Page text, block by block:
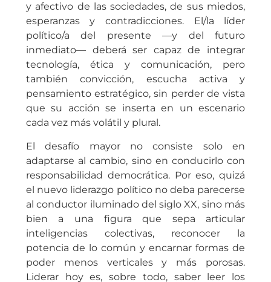
y afectivo de las sociedades, de sus miedos,
esperanzas y contradicciones. El/la líder
político/a del presente —y del futuro
inmediato— deberá ser capaz de integrar
tecnología, ética y comunicación, pero
también convicción, escucha activa y
pensamiento estratégico, sin perder de vista
que su acción se inserta en un escenario
cada vez más volátil y plural.
El desafío mayor no consiste solo en
adaptarse al cambio, sino en conducirlo con
responsabilidad democrática. Por eso, quizá
el nuevo liderazgo político no deba parecerse
al conductor iluminado del siglo XX, sino más
bien a una figura que sepa articular
inteligencias colectivas, reconocer la
potencia de lo común y encarnar formas de
poder menos verticales y más porosas.
Liderar hoy es, sobre todo, saber leer los